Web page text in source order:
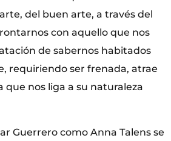
del buen arte, a través del
con aquello que nos
de sabernos habitados
requiriendo ser frenada, atrae
que nos liga a su naturaleza
Guerrero como Anna Talens se